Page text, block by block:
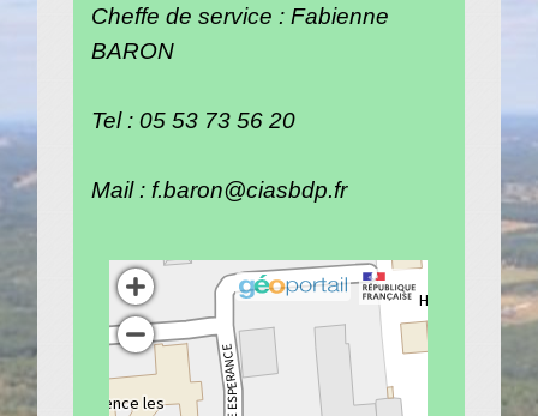
Cheffe de service : Fabienne
BARON
Tel : 05 53 73 56 20
Mail : f.baron@ciasbdp.fr